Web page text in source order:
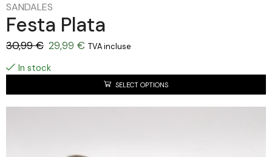
SANDALES
Festa Plata
30,99€ 29,99 € TVA incluse
In stock
SELECT OPTIONS